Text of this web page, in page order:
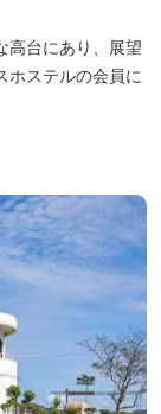
高台にあり、展望
ホステルの会員に